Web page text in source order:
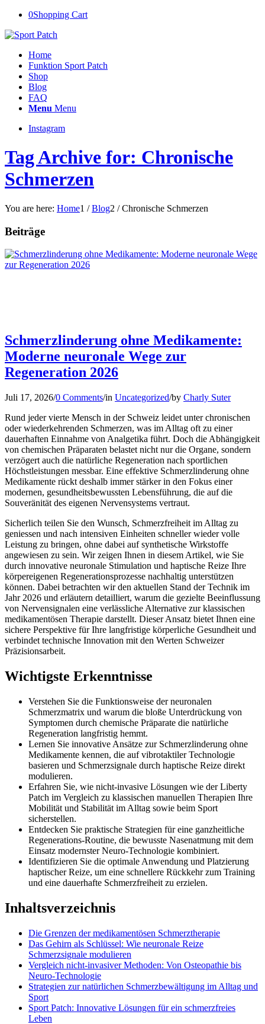
0Shopping Cart
Home
Funktion Sport Patch
Shop
Blog
FAQ
Menu Menu
Instagram
Tag Archive for: Chronische
Schmerzen
You are here: Home1 / Blog2 / Chronische Schmerzen
Beiträge
Schmerzlinderung ohne Medikamente:
Moderne neuronale Wege zur
Regeneration 2026
Juli 17, 2026/0 Comments/in Uncategorized/by Charly Suter
Rund jeder vierte Mensch in der Schweiz leidet unter chronischen
oder wiederkehrenden Schmerzen, was im Alltag oft zu einer
dauerhaften Einnahme von Analgetika führt. Doch die Abhängigkeit
von chemischen Präparaten belastet nicht nur die Organe, sondern
verzögert auch die natürliche Regeneration nach sportlichen
Höchstleistungen messbar. Eine effektive Schmerzlinderung ohne
Medikamente rückt deshalb immer stärker in den Fokus einer
modernen, gesundheitsbewussten Lebensführung, die auf die
Souveränität des eigenen Nervensystems vertraut.
Sicherlich teilen Sie den Wunsch, Schmerzfreiheit im Alltag zu
geniessen und nach intensiven Einheiten schneller wieder volle
Leistung zu bringen, ohne dabei auf synthetische Wirkstoffe
angewiesen zu sein. Wir zeigen Ihnen in diesem Artikel, wie Sie
durch innovative neuronale Stimulation und haptische Reize Ihre
körpereigenen Regenerationsprozesse nachhaltig unterstützen
können. Dabei betrachten wir den aktuellen Stand der Technik im
Jahr 2026 und erläutern detailliert, warum die gezielte Beeinflussung
von Nervensignalen eine verlässliche Alternative zur klassischen
medikamentösen Therapie darstellt. Dieser Ansatz bietet Ihnen eine
sichere Perspektive für Ihre langfristige körperliche Gesundheit und
verbindet technische Innovation mit den Werten Schweizer
Präzisionsarbeit.
Wichtigste Erkenntnisse
Verstehen Sie die Funktionsweise der neuronalen
Schmerzmatrix und warum die bloße Unterdrückung von
Symptomen durch chemische Präparate die natürliche
Regeneration langfristig hemmt.
Lernen Sie innovative Ansätze zur Schmerzlinderung ohne
Medikamente kennen, die auf vibrotaktiler Technologie
basieren und Schmerzsignale durch haptische Reize direkt
modulieren.
Erfahren Sie, wie nicht-invasive Lösungen wie der Liberty
Patch im Vergleich zu klassischen manuellen Therapien Ihre
Mobilität und Stabilität im Alltag sowie beim Sport
sicherstellen.
Entdecken Sie praktische Strategien für eine ganzheitliche
Regenerations-Routine, die bewusste Nasenatmung mit dem
Einsatz modernster Neuro-Technologie kombiniert.
Identifizieren Sie die optimale Anwendung und Platzierung
haptischer Reize, um eine schnellere Rückkehr zum Training
und eine dauerhafte Schmerzfreiheit zu erzielen.
Inhaltsverzeichnis
Die Grenzen der medikamentösen Schmerztherapie
Das Gehirn als Schlüssel: Wie neuronale Reize
Schmerzsignale modulieren
Vergleich nicht-invasiver Methoden: Von Osteopathie bis
Neuro-Technologie
Strategien zur natürlichen Schmerzbewältigung im Alltag und
Sport
Sport Patch: Innovative Lösungen für ein schmerzfreies
Leben